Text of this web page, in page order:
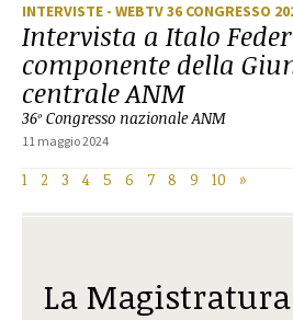
INTERVISTE - WEBTV 36 CONGRESSO
Intervista a Italo
componente della
centrale ANM
36º Congresso nazionale ANM
11 maggio 2024
1 2 3 4 5 6 7 8 9 10 »
La Magistratura